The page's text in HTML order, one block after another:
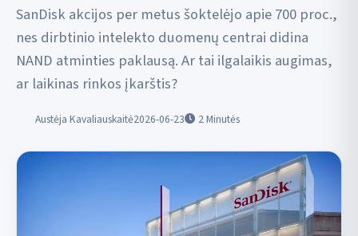
SanDisk akcijos per metus šoktelėjo apie 700 proc.,
nes dirbtinio intelekto duomenų centrai didina
NAND atminties paklausą. Ar tai ilgalaikis augimas,
ar laikinas rinkos įkarštis?
Austėja Kavaliauskaitė2026-06-23 2Minutės